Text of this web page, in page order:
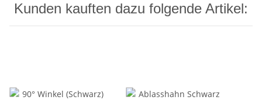
Kunden kauften dazu folgende Artikel: